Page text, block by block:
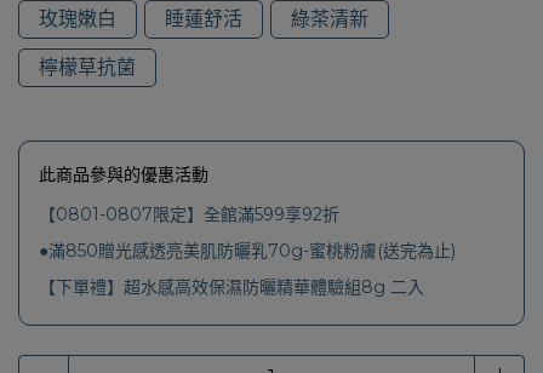
玫瑰嫩白
睡蓮舒活 綠茶清新
檸檬草抗菌
此商品參與的優惠活動
【0801-0807限定】全館滿599享92折
●滿850贈光感透亮美肌防曬乳70g-蜜桃粉膚(送完為止)
【下單禮】超水感高效保濕防曬精華體驗組8g 二入